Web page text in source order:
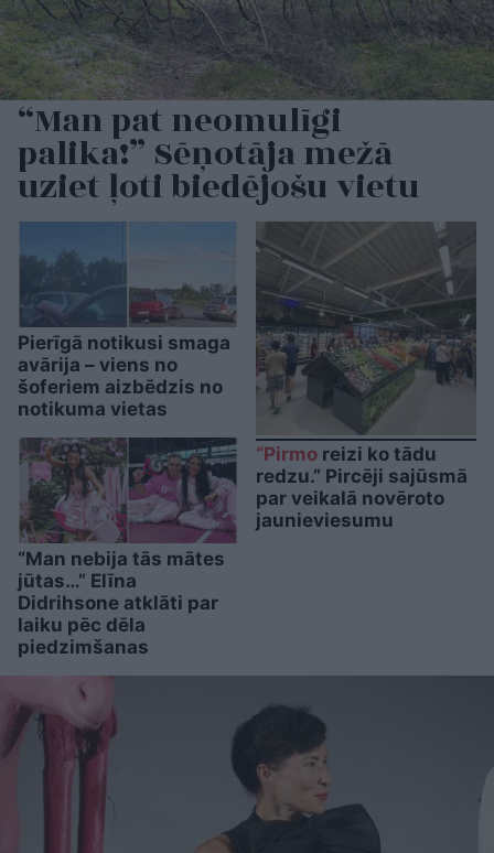
“Man pat neomulīgi
palika!” Sēņotāja mežā
uziet ļoti biedējošu vietu
Pierīgā notikusi smaga
avārija – viens no
šoferiem aizbēdzis no
notikuma vietas
“Man nebija tās mātes
jūtas…” Elīna
Didrihsone atklāti par
laiku pēc dēla
piedzimšanas
“Pirmo reizi ko tādu
redzu.” Pircēji sajūsmā
par veikalā novēroto
jaunieviesumu